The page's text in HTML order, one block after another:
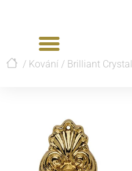
/ Kování / Brilliant Crystal